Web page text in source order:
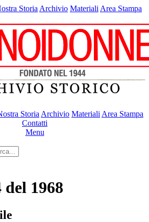
Storia Archivio Materiali Area Stampa
Storia Archivio Materiali Area Stampa
Contatti
Menu
1968